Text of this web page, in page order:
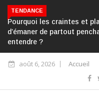
TENDANCE
Pourquoi les craintes et
d’émaner de partout
entendre ?
août 6, 2026 Accueil